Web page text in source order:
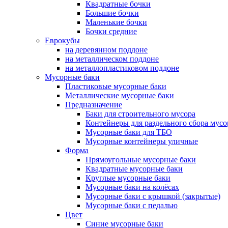
Квадратные бочки
Большие бочки
Маленькие бочки
Бочки средние
Еврокубы
на деревянном поддоне
на металлическом поддоне
на металлопластиковом поддоне
Мусорные баки
Пластиковые мусорные баки
Металлические мусорные баки
Предназначение
Баки для строительного мусора
Контейнеры для раздельного сбора
Мусорные баки для ТБО
Мусорные контейнеры уличные
Форма
Прямоугольные мусорные баки
Квадратные мусорные баки
Круглые мусорные баки
Мусорные баки на колёсах
Мусорные баки с крышкой (закрытые)
Мусорные баки с педалью
Цвет
Синие мусорные баки